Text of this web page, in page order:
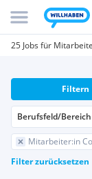
25 Jobs für
Filtern
Berufsfeld/Bereich
Mitarbeiter:in
Filter zurücksetzen